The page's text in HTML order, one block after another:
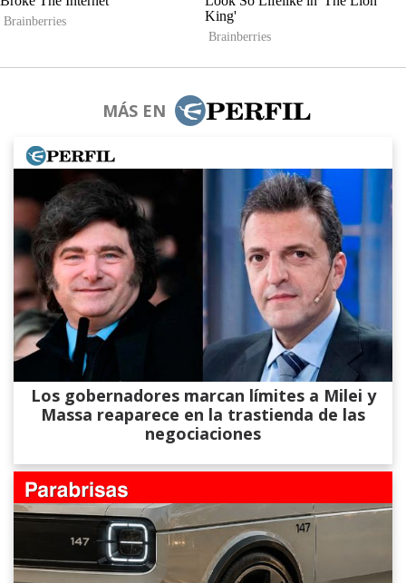
MÁS EN
Los gobernadores marcan límites a Milei y
Massa reaparece en la trastienda de las
negociaciones